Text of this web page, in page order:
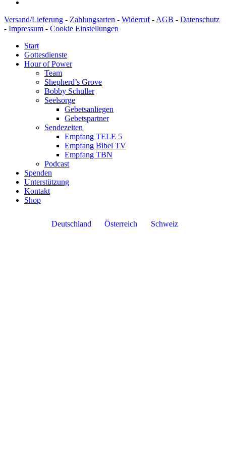
Versand/Lieferung - Zahlungsarten - Widerruf- AGB - Datenschutz
- Impressum - Cookie Einstellungen
Start
Gottesdienste
Hour of Power
Team
Shepherd’s Grove
Bobby Schuller
Seelsorge
Gebetsanliegen
Gebetspartner
Sendezeiten
Empfang TELE 5
Empfang Bibel TV
Empfang TBN
Podcast
Spenden
Unterstützung
Kontakt
Shop
Deutschland Österreich Schweiz